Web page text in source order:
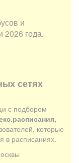
и
2026 года.
сетях
с подбором
которые
в расписаниях.